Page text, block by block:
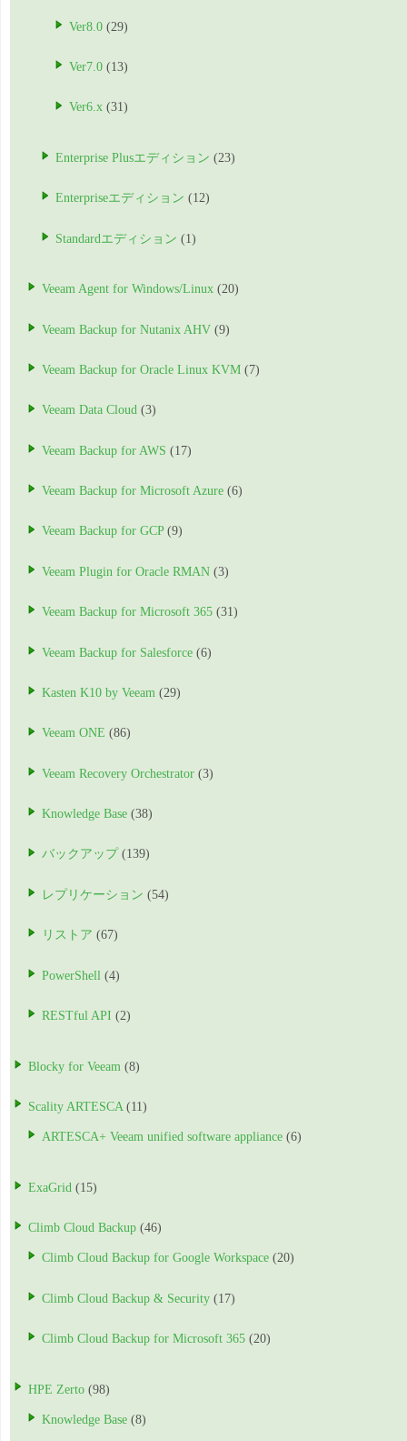
Ver8.0 (29)
Ver7.0 (13)
Ver6.x (31)
Enterprise Plusエディション (23)
Enterpriseエディション (12)
Standardエディション (1)
Veeam Agent for Windows/Linux (20)
Veeam Backup for Nutanix AHV (9)
Veeam Backup for Oracle Linux KVM (7)
Veeam Data Cloud (3)
Veeam Backup for AWS (17)
Veeam Backup for Microsoft Azure (6)
Veeam Backup for GCP(9)
Veeam Plugin for Oracle RMAN (3)
Veeam Backup for Microsoft 365 (31)
Veeam Backup for Salesforce (6)
Kasten K10 by Veeam (29)
Veeam ONE (86)
Veeam Recovery Orchestrator (3)
Knowledge Base (38)
バックアップ (139)
レプリケーション (54)
リストア (67)
PowerShell (4)
RESTful API (2)
Blocky for Veeam (8)
Scality ARTESCA (11)
ARTESCA+ Veeam unified software appliance (6)
ExaGrid (15)
Climb Cloud Backup (46)
Climb Cloud Backup for Google Workspace (20)
Climb Cloud Backup & Security (17)
Climb Cloud Backup for Microsoft 365 (20)
HPE Zerto (98)
Knowledge Base (8)